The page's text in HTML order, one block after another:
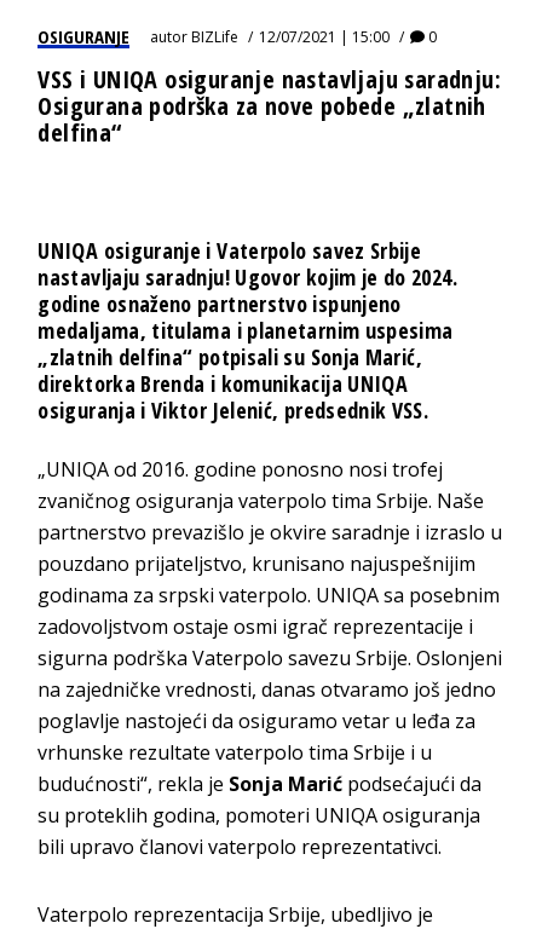
OSIGURANJE autorBIZLife 12/07/2021 | 15:00 0
VSS i UNIQA osiguranje nastavljaju saradnju:
Osigurana podrška za nove pobede „zlatnih
delfina“
UNIQA osiguranje i Vaterpolo savez Srbije
nastavljaju saradnju! Ugovor kojim je do 2024.
godine osnaženo partnerstvo ispunjeno
medaljama, titulama i planetarnim uspesima
„zlatnih delfina“ potpisali su Sonja Marić,
direktorka Brenda i komunikacija UNIQA
osiguranja i Viktor Jelenić, predsednik VSS.
„UNIQA od 2016. godine ponosno nosi trofej
zvaničnog osiguranja vaterpolo tima Srbije. Naše
partnerstvo prevazišlo je okvire saradnje i izraslo u
pouzdano prijateljstvo, krunisano najuspešnijim
godinama za srpski vaterpolo. UNIQA sa posebnim
zadovoljstvom ostaje osmi igrač reprezentacije i
sigurna podrška Vaterpolo savezu Srbije. Oslonjeni
na zajedničke vrednosti, danas otvaramo još jedno
poglavlje nastojeći da osiguramo vetar u leđa za
vrhunske rezultate vaterpolo tima Srbije i u
budućnosti“, rekla je Sonja Marić podsećajući da
su proteklih godina, pomoteri UNIQA osiguranja
bili upravo članovi vaterpolo reprezentativci.
Vaterpolo reprezentacija Srbije, ubedljivo je